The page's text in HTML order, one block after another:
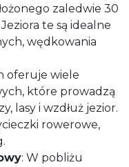
zaledwie 30
te są idealne
wędkowania
oferuje wiele
które prowadzą
lasy i wzdłuż jezior.
rowerowe,
: W pobliżu